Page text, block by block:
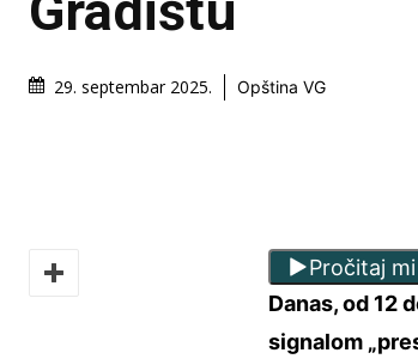
29. septembar 2025. Opština VG
Pročitaj
Danas, od 12
signalom